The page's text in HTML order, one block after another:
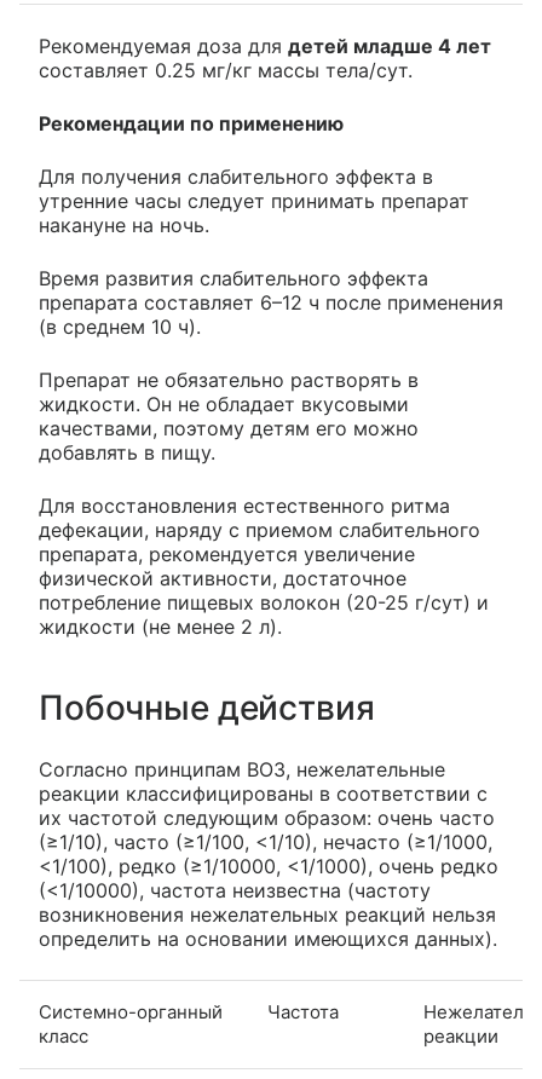
Рекомендуемая доза для детей младше 4 лет
составляет 0.25 мг/кг массы тела/сут.
Рекомендации по применению
Для получения слабительного эффекта в
утренние часы следует принимать препарат
накануне на ночь.
Время развития слабительного эффекта
препарата составляет 6–12 ч после применения
(в среднем 10 ч).
Препарат не обязательно растворять в
жидкости. Он не обладает вкусовыми
качествами, поэтому детям его можно
добавлять в пищу.
Для восстановления естественного ритма
дефекации, наряду с приемом слабительного
препарата, рекомендуется увеличение
физической активности, достаточное
потребление пищевых волокон (20-25 г/сут) и
жидкости (не менее 2 л).
Побочные действия
Согласно принципам ВОЗ, нежелательные
реакции классифицированы в соответствии с
их частотой следующим образом: очень часто
(≥1/10), часто (≥1/100, <1/10), нечасто (≥1/1000,
<1/100), редко (≥1/10000, <1/1000), очень редко
(<1/10000), частота неизвестна (частоту
возникновения нежелательных реакций нельзя
определить на основании имеющихся данных).
Системно-органный
класс
Частота
реакции